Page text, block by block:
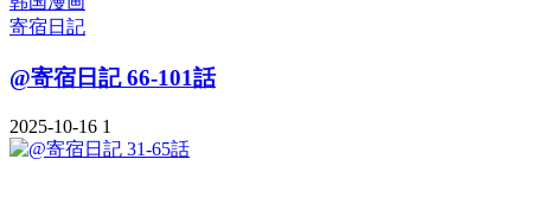
寄宿日記
@寄宿日記 66-101話
2025-10-16 1